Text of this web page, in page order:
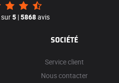
sur5 |5868avis
SOCIÉTÉ
Service client
Nous contacter